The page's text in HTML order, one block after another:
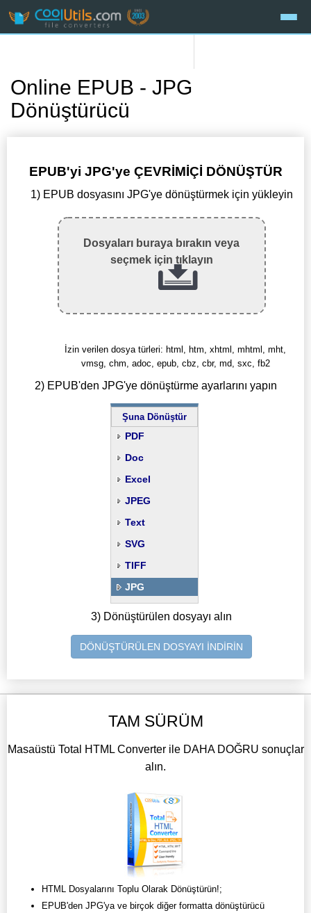
Online EPUB - JPG
Dönüştürücü
EPUB'yi JPG'ye ÇEVRİMİÇİ DÖNÜŞTÜR
1) EPUB dosyasını JPG'ye dönüştürmek için yükleyin
Dosyaları buraya bırakın veya
seçmek için tıklayın
İzin verilen dosya türleri: html, htm, xhtml, mhtml, mht,
vmsg, chm, adoc, epub, cbz, cbr, md, sxc, fb2
2) EPUB'den JPG'ye dönüştürme ayarlarını yapın
Şuna Dönüştür
PDF
Doc
Excel
JPEG
Text
SVG
TIFF
JPG
3) Dönüştürülen dosyayı alın
DÖNÜŞTÜRÜLEN DOSYAYI İNDİRİN
TAM SÜRÜM
Masaüstü Total HTML Converter ile DAHA DOĞRU sonuçlar
alın.
HTML Dosyalarını Toplu Olarak Dönüştürün!;
EPUB'den JPG'ya ve birçok diğer formatta dönüştürücü